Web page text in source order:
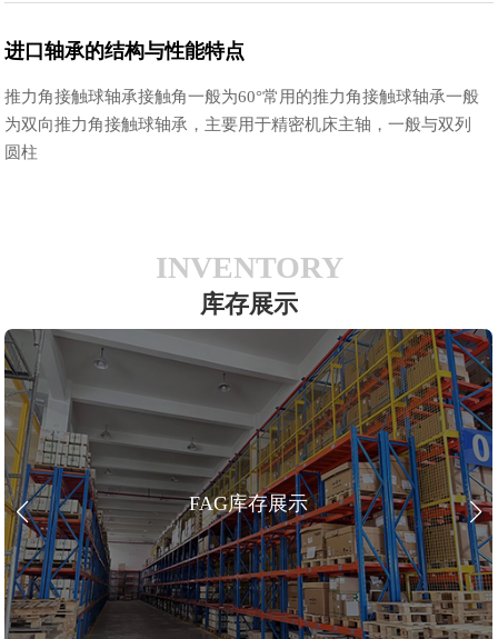
进口轴承的结构与性能特点
推力角接触球轴承接触角一般为60°常用的推力角接触球轴承一般
为双向推力角接触球轴承，主要用于精密机床主轴，一般与双列
圆柱
INVENTORY
库存展示
FAG库存展示